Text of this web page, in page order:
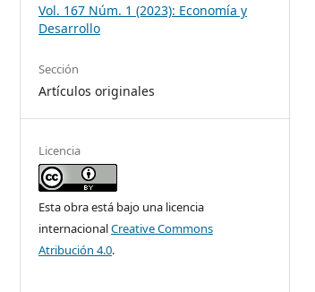
Vol. 167 Núm. 1 (2023): Economía y
Desarrollo
Sección
Artículos originales
Licencia
Esta obra está bajo una licencia
internacionalCreative Commons
Atribución 4.0.